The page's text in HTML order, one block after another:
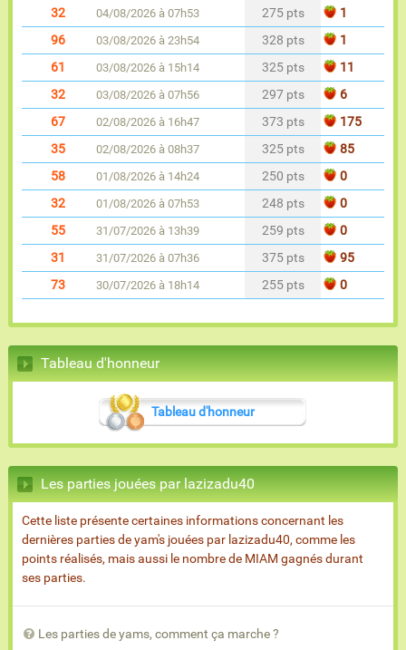
32
04/08/2026 à 07h53 275 pts
1
96
03/08/2026 à 23h54 328 pts
1
61
03/08/2026 à 15h14 325 pts
11
32
03/08/2026 à 07h56 297 pts
6
67
02/08/2026 à 16h47 373 pts
175
35
02/08/2026 à 08h37 325 pts
85
58
01/08/2026 à 14h24 250 pts
0
32
01/08/2026 à 07h53 248 pts
0
55
31/07/2026 à 13h39 259 pts
0
31
31/07/2026 à 07h36 375 pts
95
73
30/07/2026 à 18h14 255 pts 0
Tableau d'honneur
Tableau d'honneur
Les parties jouées par lazizadu40
Cette liste présente certaines informations concernant les
dernières parties de yam's jouées par lazizadu40, comme les
points réalisés, mais aussi le nombre de MIAM gagnés durant
ses parties.
Les parties de yams, comment ça marche ?